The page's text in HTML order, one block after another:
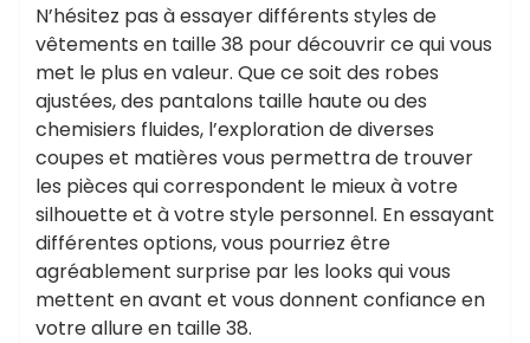
N’hésitez pas à essayer différents styles de
vêtements en taille 38 pour découvrir ce qui vous
met le plus en valeur. Que ce soit des robes
ajustées, des pantalons taille haute ou des
chemisiers fluides, l’exploration de diverses
coupes et matières vous permettra de trouver
les pièces qui correspondent le mieux à votre
silhouette et à votre style personnel. En essayant
différentes options, vous pourriez être
agréablement surprise par les looks qui vous
mettent en avant et vous donnent confiance en
votre allure en taille 38.